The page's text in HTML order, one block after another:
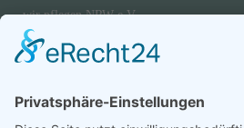
wir pflegen NRW e.V.
Graf-Adolf-Straße 41
40210 Düsseldorf
kontakt@wir-pflegen.nrw